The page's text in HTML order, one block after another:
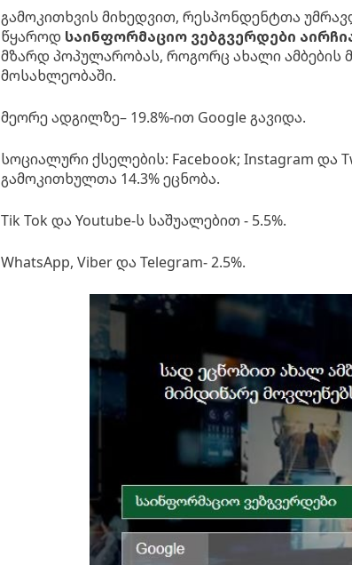
გამოკითხვის მიხედვით, რესპონდენტთა
წყაროდ საინფორმაციო ვებგვერდები
მზარდ პოპულარობას, როგორც ახალი ამბების
მოსახლეობაში.
მეორე ადგილზე– 19.8%-ით Google გავიდა.
სოციალური ქსელების: Facebook; Instagram და
გამოკითხულთა 14.3% ეცნობა.
Tik Tok და Youtube-ს საშუალებით - 5.5%.
WhatsApp, Viber და Telegram- 2.5%.